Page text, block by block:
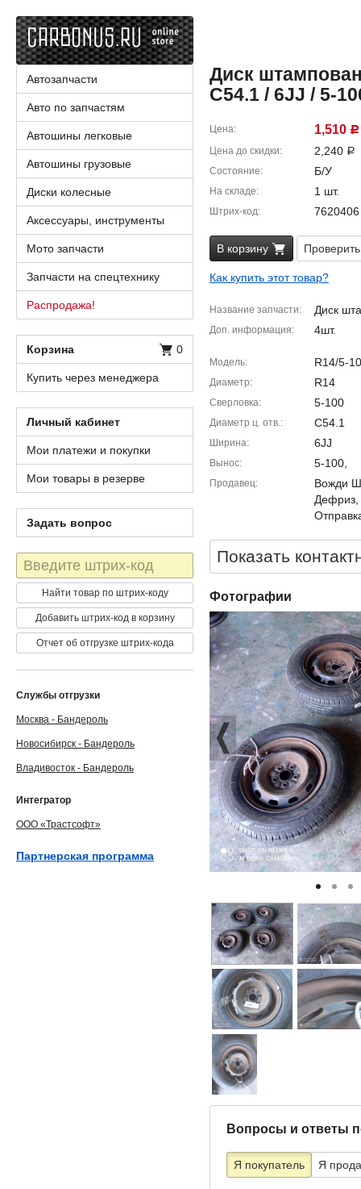
Диск
C54.1 / 6JJ / 5-
Цена 1,510 Р
Цена до скидки 2,240 Р
Состояние Б/У
На складе 1 шт.
Штрих-код 7620406
В корзину
Как купить этот товар?
Название запчасти Диск
Доп. информация 4шт.
Модель R14/5-
Диаметр R14
Сверловка 5-100
Диаметр ц. отв. C54.1
Ширина 6JJ
Вынос 5-100,
Продавец
Вожди
Дефриз,
Показать
Фотографии
Вопросы и ответы
Я покупатель Я
Автозапчасти
Авто по запчастям
Автошины легковые
Автошины грузовые
Диски колесные
Аксессуары, инструменты
Мото запчасти
Запчасти на спецтехнику
Распродажа!
Корзина 0
Купить через менеджера
Личный кабинет
Мои платежи и покупки
Мои товары в резерве
Задать вопрос
Штрих-
код
Найти товар по штрих-коду
Добавить штрих-код в корзину
Отчет об отгрузке штрих-кода
Службы отгрузки
Москва - Бандероль
Новосибирск - Бандероль
Владивосток - Бандероль
Интегратор
ООО «Трастсофт»
Партнерская программа